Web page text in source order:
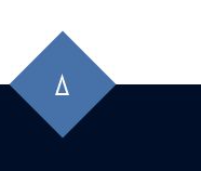
頭
に